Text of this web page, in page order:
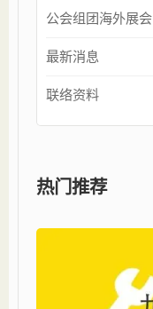
公会组团海外展会
最新消息
联络资料
热门推荐